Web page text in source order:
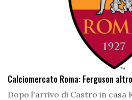
Calciomercato Roma: Ferguson
Dopo l'arrivo di Castro in casa